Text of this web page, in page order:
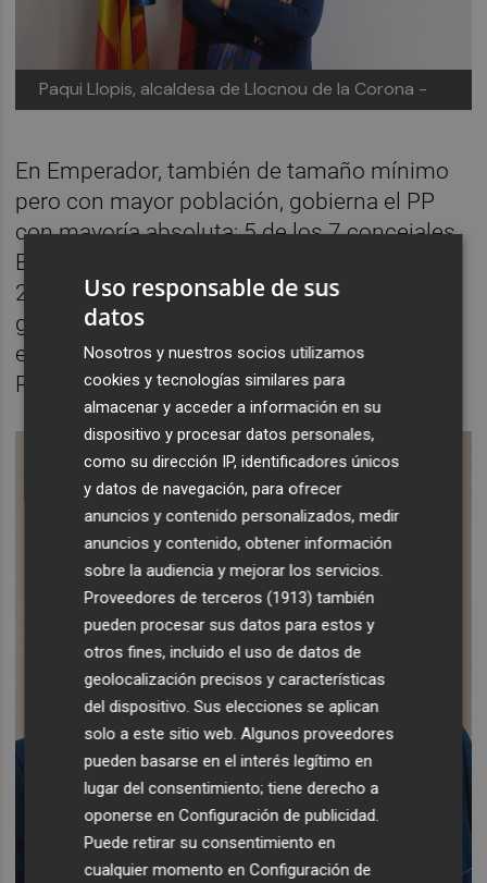
Paqui Llopis, alcaldesa de Llocnou de la Corona -
En Emperador, también de tamaño mínimo
pero con mayor población, gobierna el PP
con mayoría absoluta: 5 de los 7 concejales.
El alcalde,
2011 tras desbancar al PSOE, que había
gobernado desde 1987. En las últimas
elecciones, 248 votos fueron al PP, 94 al
PSOE y 52 a Compromís.
Uso responsable de sus
datos
Nosotros y nuestros socios utilizamos
cookies y tecnologías similares para
almacenar y acceder a información en su
dispositivo y procesar datos personales,
como su dirección IP, identificadores únicos
y datos de navegación, para ofrecer
anuncios y contenido personalizados, medir
anuncios y contenido, obtener información
sobre la audiencia y mejorar los servicios.
Proveedores de terceros (1913) también
pueden procesar sus datos para estos y
otros fines, incluido el uso de datos de
geolocalización precisos y características
del dispositivo. Sus elecciones se aplican
solo a este sitio web. Algunos proveedores
pueden basarse en el interés legítimo en
lugar del consentimiento; tiene derecho a
oponerse enConfiguración de publicidad
Puede retirar su consentimiento en
cualquier momento enConfiguración de